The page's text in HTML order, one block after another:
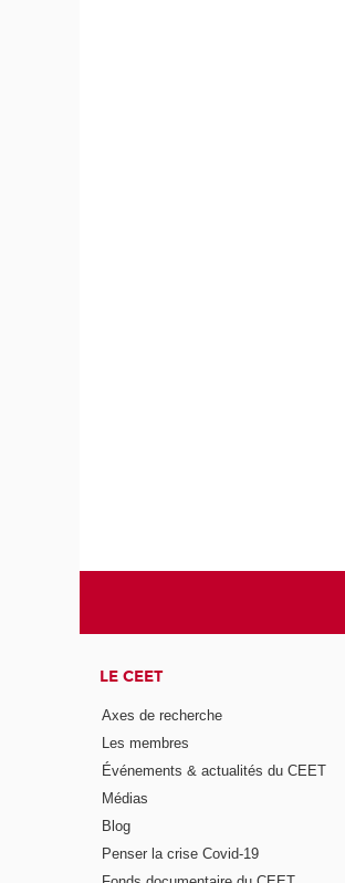
LE CEET
Axes de recherche
Les membres
Événements & actualités du CEET
Médias
Blog
Penser la crise Covid-19